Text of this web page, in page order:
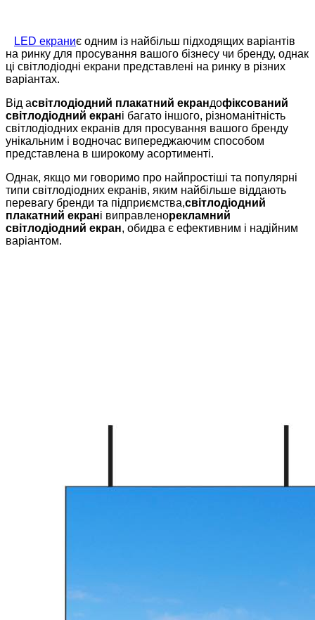
LED екраниє одним із найбільш підходящих варіантів
на ринку для просування вашого бізнесу чи бренду, однак
ці світлодіодні екрани представлені на ринку в різних
варіантах.
Від асвітлодіодний плакатний екрандофіксований
світлодіодний екрані багато іншого, різноманітність
світлодіодних екранів для просування вашого бренду
унікальним і водночас випереджаючим способом
представлена ​​в широкому асортименті.
Однак, якщо ми говоримо про найпростіші та популярні
типи світлодіодних екранів, яким найбільше віддають
перевагу бренди та підприємства,світлодіодний
плакатний екрані виправленорекламний
світлодіодний екран, обидва є ефективним і надійним
варіантом.